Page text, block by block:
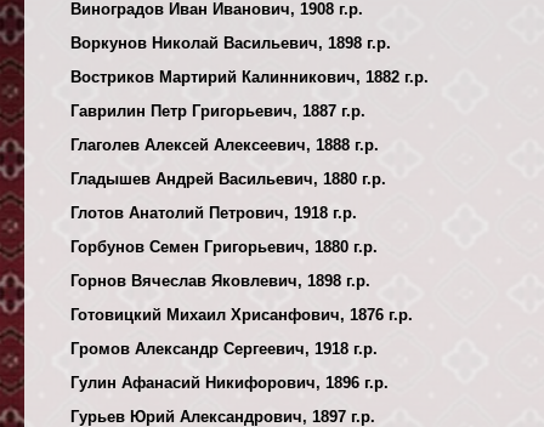
Виноградов Иван Иванович, 1908 г.р.
Воркунов Николай Васильевич, 1898 г.р.
Востриков Мартирий Калинникович, 1882 г.р.
Гаврилин Петр Григорьевич, 1887 г.р.
Глаголев Алексей Алексеевич, 1888 г.р.
Гладышев Андрей Васильевич, 1880 г.р.
Глотов Анатолий Петрович, 1918 г.р.
Горбунов Семен Григорьевич, 1880 г.р.
Горнов Вячеслав Яковлевич, 1898 г.р.
Готовицкий Михаил Хрисанфович, 1876 г.р.
Громов Александр Сергеевич, 1918 г.р.
Гулин Афанасий Никифорович, 1896 г.р.
Гурьев Юрий Александрович, 1897 г.р.